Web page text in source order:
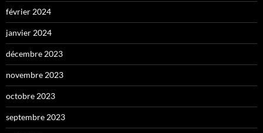
février 2024
janvier 2024
décembre 2023
novembre 2023
octobre 2023
septembre 2023